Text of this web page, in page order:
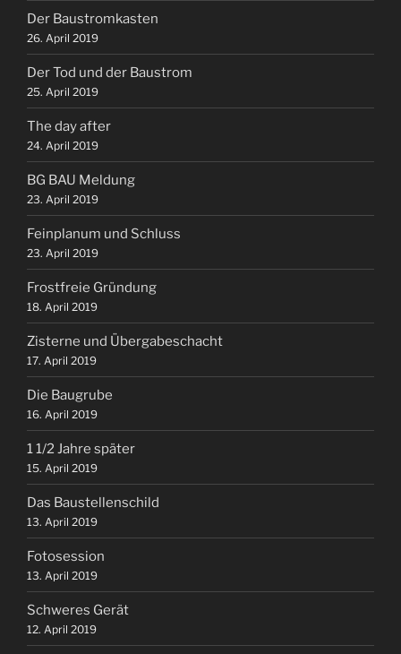
Der Baustromkasten
26. April 2019
Der Tod und der Baustrom
25. April 2019
The day after
24. April 2019
BG BAU Meldung
23. April 2019
Feinplanum und Schluss
23. April 2019
Frostfreie Gründung
18. April 2019
Zisterne und Übergabeschacht
17. April 2019
Die Baugrube
16. April 2019
1 1/2 Jahre später
15. April 2019
Das Baustellenschild
13. April 2019
Fotosession
13. April 2019
Schweres Gerät
12. April 2019